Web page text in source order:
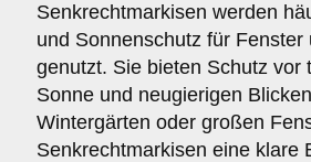
Senkrechtmarkisen werden
und Sonnenschutz für Fenster
genutzt. Sie bieten Schutz vor
Sonne und neugierigen
Wintergärten oder großen
Senkrechtmarkisen eine klare